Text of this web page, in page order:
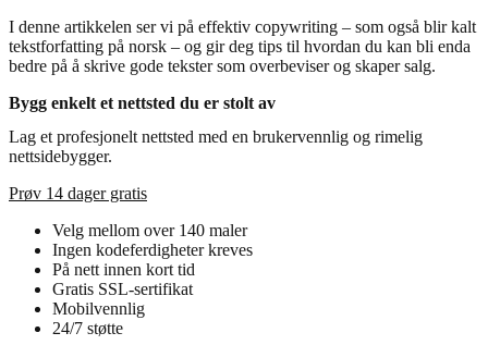
I denne artikkelen ser vi på effektiv copywriting – som også blir kalt
tekstforfatting på norsk – og gir deg tips til hvordan du kan bli enda
bedre på å skrive gode tekster som overbeviser og skaper salg.
Bygg enkelt et nettsted du er stolt av
Lag et profesjonelt nettsted med en brukervennlig og rimelig
nettsidebygger.
Prøv 14 dager gratis
Velg mellom over 140 maler
Ingen kodeferdigheter kreves
På nett innen kort tid
Gratis SSL-sertifikat
Mobilvennlig
24/7 støtte